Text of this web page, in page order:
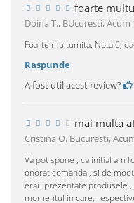
foarte
Doina T., BUcuresti,Acum
Foarte multumita. Nota 6,
Raspunde
A fost util acest review?
mai multa
Cristina O. Bucuresti,
Va pot spune , ca initial am
onorat comanda , si de
erau prezentate produsele
momentul in care,